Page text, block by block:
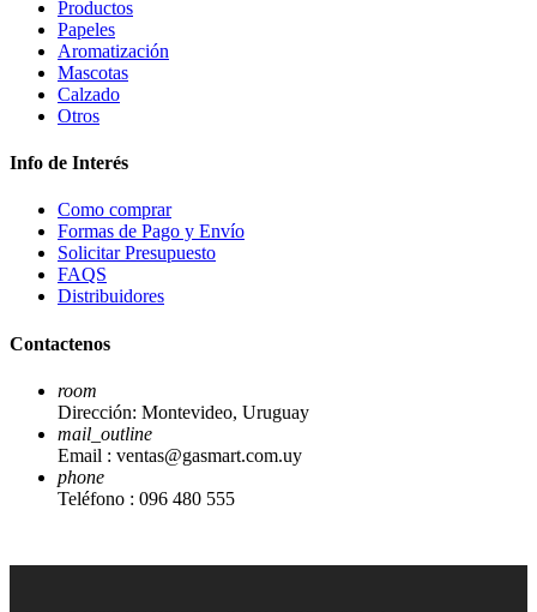
Productos
Papeles
Aromatización
Mascotas
Calzado
Otros
Info de Interés
Como comprar
Formas de Pago y Envío
Solicitar Presupuesto
FAQS
Distribuidores
Contactenos
room
Dirección: Montevideo, Uruguay
mail_outline
Email : ventas@gasmart.com.uy
phone
Teléfono : 096 480 555